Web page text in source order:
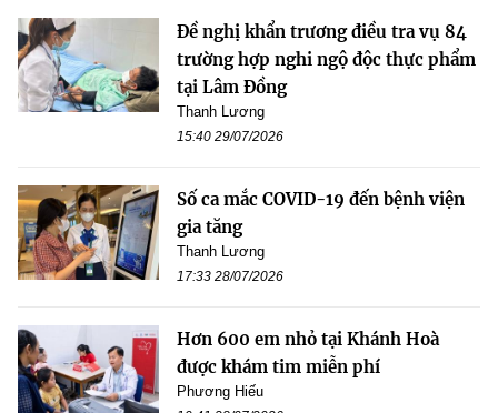
Đề nghị khẩn trương điều tra vụ 84
trường hợp nghi ngộ độc thực phẩm
tại Lâm Đồng
Thanh Lương
15:40 29/07/2026
Số ca mắc COVID-19 đến bệnh viện
gia tăng
Thanh Lương
17:33 28/07/2026
Hơn 600 em nhỏ tại Khánh Hoà
được khám tim miễn phí
Phương Hiếu